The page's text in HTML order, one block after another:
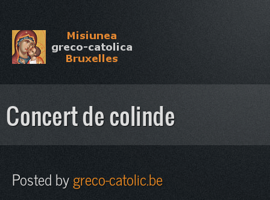
Concert de colinde
Posted bygreco-catolic.be